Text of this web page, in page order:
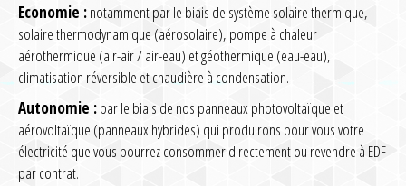
Economie :notamment par le biais de système solaire thermique,
solaire thermodynamique (aérosolaire), pompe à chaleur
aérothermique (air-air / air-eau) et géothermique (eau-eau),
climatisation réversible et chaudière à condensation.
Autonomie :par le biais de nos panneaux photovoltaïque et
aérovoltaïque (panneaux hybrides) qui produirons pour vous votre
électricité que vous pourrez consommer directement ou revendre à EDF
par contrat.